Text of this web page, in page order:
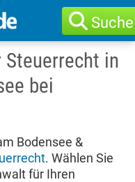
Suche
Steuerrecht in
bei
Bodensee &
. Wählen Sie
für Ihren